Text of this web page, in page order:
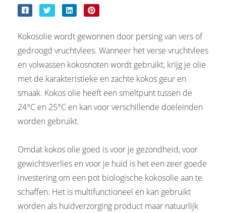
Kokosolie wordt gewonnen door persing van vers of
gedroogd vruchtvlees. Wanneer het verse vruchtvlees
en volwassen kokosnoten wordt gebruikt, krijg je olie
met de karakteristieke en zachte kokos geur en
smaak. Kokos olie heeft een smeltpunt tussen de
24°C en 25°C en kan voor verschillende doeleinden
worden gebruikt.
Omdat kokos olie goed is voor je gezondheid, voor
gewichtsverlies en voor je huid is het een zeer goede
investering om een pot biologische kokosolie aan te
schaffen. Het is multifunctioneel en kan gebruikt
worden als huidverzorging product maar natuurlijk